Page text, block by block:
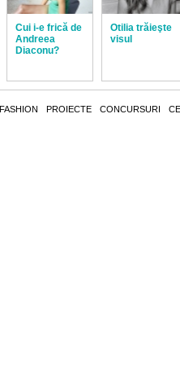
Cui i-e frică de
Andreea
Diaconu?
Otilia trăieşte
visul
FASHION PROIECTE CONCURSURI